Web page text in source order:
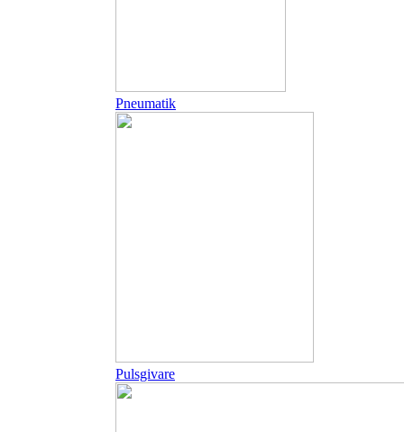
Pneumatik
Pulsgivare